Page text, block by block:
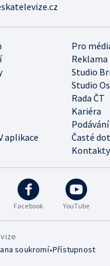
Facebook YouTube
Pro
Reklama
Studio
Studio
Rada ČT
Kariéra
aplikace
Časté
Kontakty
soukromí•Přístupnost